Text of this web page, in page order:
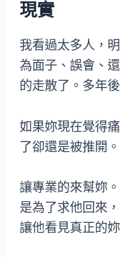
現實
我看過太多人，
為面子、誤會、
的走散了。多年
如果妳現在覺得
了卻還是被推開
讓專業的來幫妳
是為了求他回來
讓他看見真正的妳